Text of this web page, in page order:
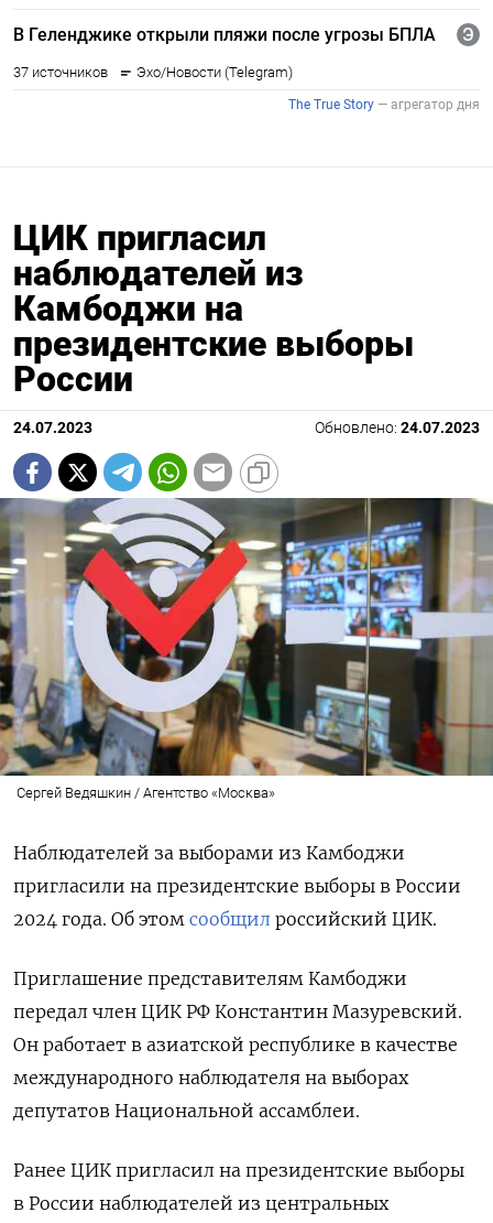
ЦИК пригласил
наблюдателей из
Камбоджи на
президентские выборы
России
24.07.2023 Обновлено: 24.07.2023
Сергей Ведяшкин / Агентство «Москва»
Наблюдателей за выборами из Камбоджи
пригласили на президентские выборы в России
2024 года. Об этом сообщил российский ЦИК.
Приглашение представителям Камбоджи
передал член ЦИК РФ Константин Мазуревский.
Он работает в азиатской республике в качестве
международного наблюдателя на выборах
депутатов Национальной ассамблеи.
Ранее ЦИК пригласил на президентские выборы
в России наблюдателей из центральных